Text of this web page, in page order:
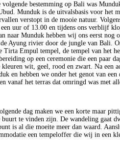
volgende bestemming op Bali was
Munduk is de uitvalsbasis voor het
verstopt in de mooie natuur.
uur of 13.00 en tijdens ons verblijf
naar Munduk hebben wij ons eerst
Ayung rivier door de jungle van Bali.
Tirta Empul tempel, de tempel van het
op een ceremonie die een paar
kleuren wit, geel, rood en zwart. Na een
en hebben we onder het genot van
vanaf het terras dat omringd was met
dag maken we een korte maar
buurt te vinden zijn. De wandeling gaat
is al die moeite meer dan waard.
een tempeloffer die wij in een